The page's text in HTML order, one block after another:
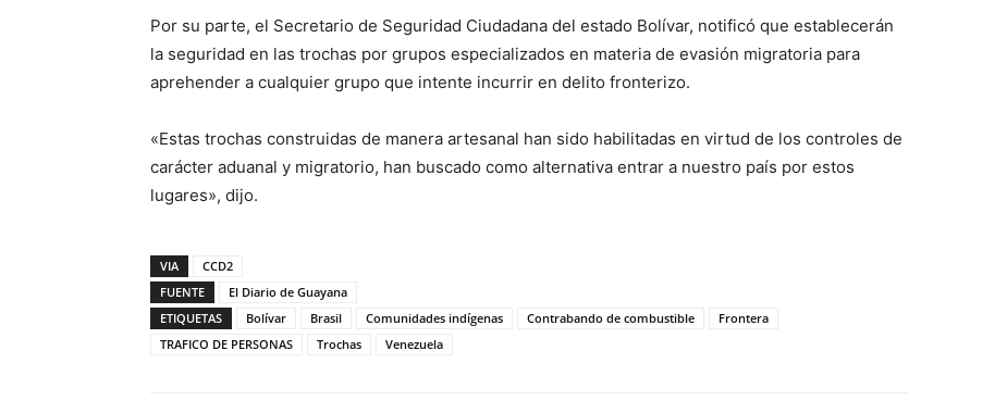
Por su parte, el Secretario de Seguridad Ciudadana del estado Bolívar, notificó que establecerán
la seguridad en las trochas por grupos especializados en materia de evasión migratoria para
aprehender a cualquier grupo que intente incurrir en delito fronterizo.
«Estas trochas construidas de manera artesanal han sido habilitadas en virtud de los controles de
carácter aduanal y migratorio, han buscado como alternativa entrar a nuestro país por estos
lugares», dijo.
VIA
CCD2
FUENTE
El Diario de Guayana
ETIQUETAS
Bolívar Brasil Comunidades indígenas Contrabando de combustible
Frontera
TRAFICO DE PERSONAS
Trochas Venezuela